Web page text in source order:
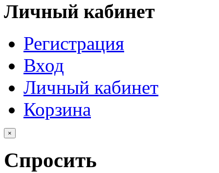
Личный кабинет
Регистрация
Вход
Личный кабинет
Корзина
×
Спросить